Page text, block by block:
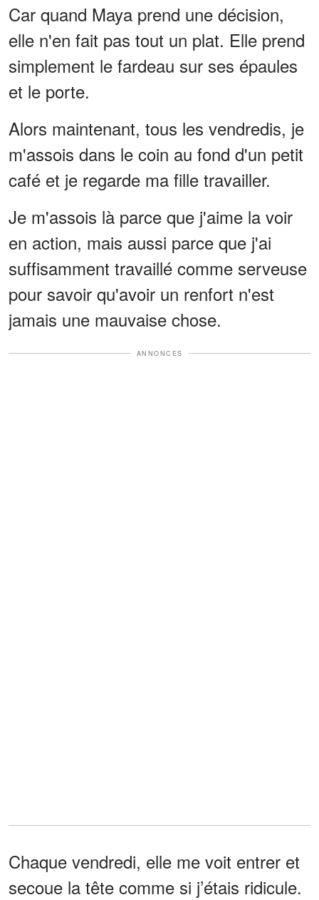
Car quand Maya prend une décision,
elle n'en fait pas tout un plat. Elle prend
simplement le fardeau sur ses épaules
et le porte.
Alors maintenant, tous les vendredis, je
m'assois dans le coin au fond d'un petit
café et je regarde ma fille travailler.
Je m'assois là parce que j'aime la voir
en action, mais aussi parce que j'ai
suffisamment travaillé comme serveuse
pour savoir qu'avoir un renfort n'est
jamais une mauvaise chose.
ANNONCES
Chaque vendredi, elle me voit entrer et
secoue la tête comme si j’étais ridicule.